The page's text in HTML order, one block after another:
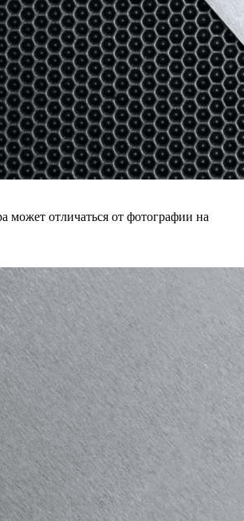
может отличаться от фотографии на